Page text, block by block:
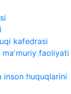
kafedrasi
faoliyati
huquqlarini